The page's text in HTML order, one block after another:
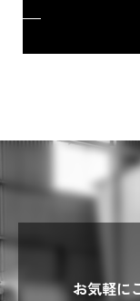
お気軽に